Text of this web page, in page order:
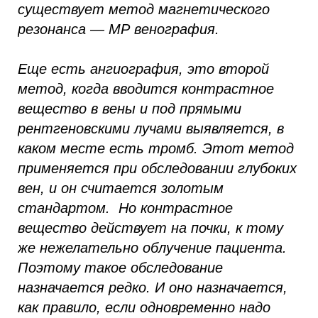
существует метод магнетического
резонанса — МР венография.
Еще есть ангиография, это второй
метод, когда вводится контрастное
вещество в вены и под прямыми
рентгеновскими лучами выявляется, в
каком месте есть тромб. Этот метод
применяется при обследовании глубоких
вен, и он считается золотым
стандартом. Но контрастное
вещество действует на почки, к тому
же нежелательно облучение пациента.
Поэтому такое обследование
назначается редко. И оно назначается,
как правило, если одновременно надо